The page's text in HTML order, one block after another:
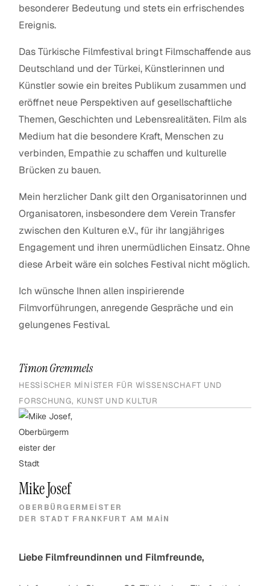
besonderer Bedeutung und stets ein erfrischendes
Ereignis.
Das Türkische Filmfestival bringt Filmschaffende aus
Deutschland und der Türkei, Künstlerinnen und
Künstler sowie ein breites Publikum zusammen und
eröffnet neue Perspektiven auf gesellschaftliche
Themen, Geschichten und Lebensrealitäten. Film als
Medium hat die besondere Kraft, Menschen zu
verbinden, Empathie zu schaffen und kulturelle
Brücken zu bauen.
Mein herzlicher Dank gilt den Organisatorinnen und
Organisatoren, insbesondere dem Verein Transfer
zwischen den Kulturen e.V., für ihr langjähriges
Engagement und ihren unermüdlichen Einsatz. Ohne
diese Arbeit wäre ein solches Festival nicht möglich.
Ich wünsche Ihnen allen inspirierende
Filmvorführungen, anregende Gespräche und ein
gelungenes Festival.
Timon Gremmels
HESSISCHER MINISTER FÜR WISSENSCHAFT UND
FORSCHUNG, KUNST UND KULTUR
Mike Josef
OBERBÜRGERMEISTER
DER STADT FRANKFURT AM MAIN
Liebe Filmfreundinnen und Filmfreunde,